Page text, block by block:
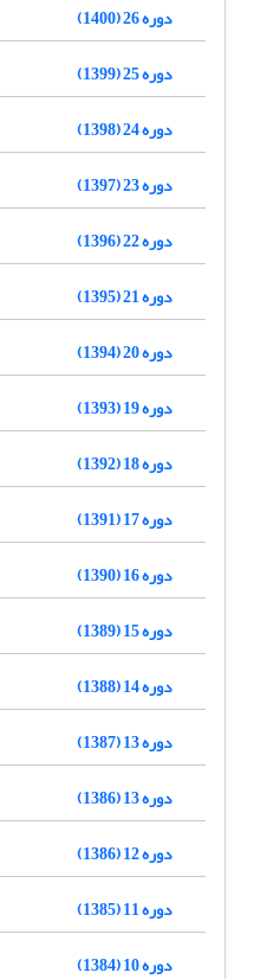
دوره 26 (1400)
دوره 25 (1399)
دوره 24 (1398)
دوره 23 (1397)
دوره 22 (1396)
دوره 21 (1395)
دوره 20 (1394)
دوره 19 (1393)
دوره 18 (1392)
دوره 17 (1391)
دوره 16 (1390)
دوره 15 (1389)
دوره 14 (1388)
دوره 13 (1387)
دوره 13 (1386)
دوره 12 (1386)
دوره 11 (1385)
دوره 10 (1384)